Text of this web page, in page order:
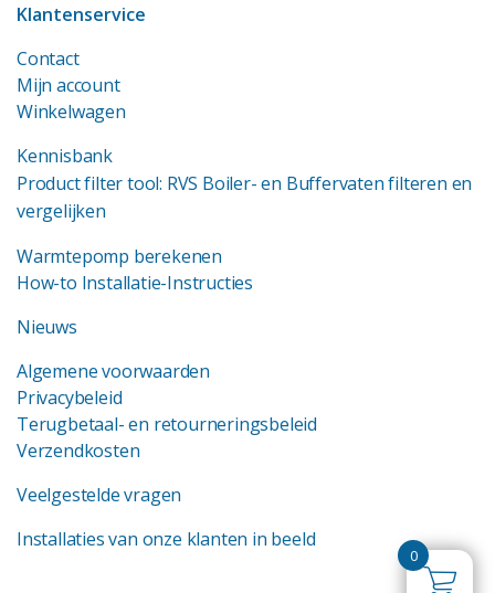
Klantenservice
Contact
Mijn account
Winkelwagen
Kennisbank
Product filter tool: RVS Boiler- en Buffervaten filteren en
vergelijken
Warmtepomp berekenen
How-to Installatie-Instructies
Nieuws
Algemene voorwaarden
Privacybeleid
Terugbetaal- en retourneringsbeleid
Verzendkosten
Veelgestelde vragen
Installaties van onze klanten in beeld
0